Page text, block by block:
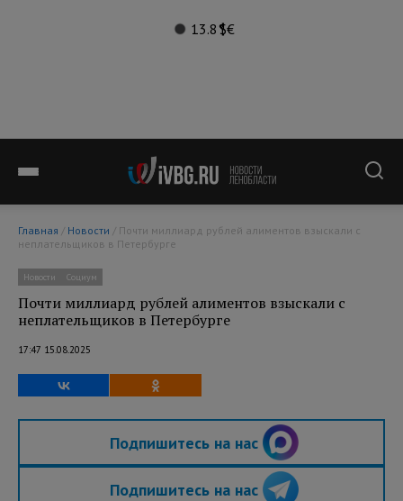
13.8°$€
Главная / Новости
неплательщиков в Петербурге
Новости Социум
Почти миллиард рублей алиментов взыскали с
неплательщиков в Петербурге
17:47 15.08.2025
Подпишитесь на нас
Подпишитесь на нас